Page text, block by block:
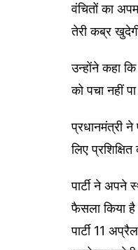
वंचितों का
तेरी कब्र
उन्होंने कहा
को पचा नहीं
प्रधानमंत्री
लिए
पार्टी ने अपने
फैसला किया
पार्टी 11